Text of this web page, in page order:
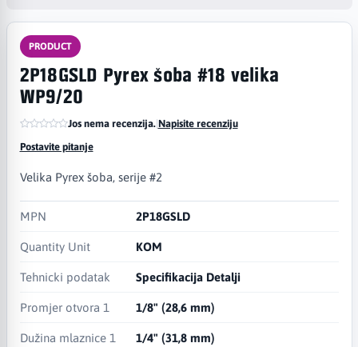
PRODUCT
2P18GSLD Pyrex šoba #18 velika
WP9/20
Jos nema recenzija.|Napisite recenziju
Postavite pitanje
Velika Pyrex šoba, serije #2
MPN 2P18GSLD
Quantity Unit KOM
Tehnicki podatak Specifikacija Detalji
Promjer otvora 1 1/8" (28,6 mm)
Dužina mlaznice 1 1/4" (31,8 mm)